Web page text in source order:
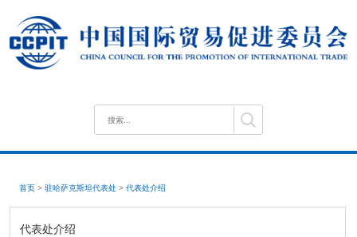
首页 > 驻哈萨克斯坦代表处 > 代表处介绍
代表处介绍